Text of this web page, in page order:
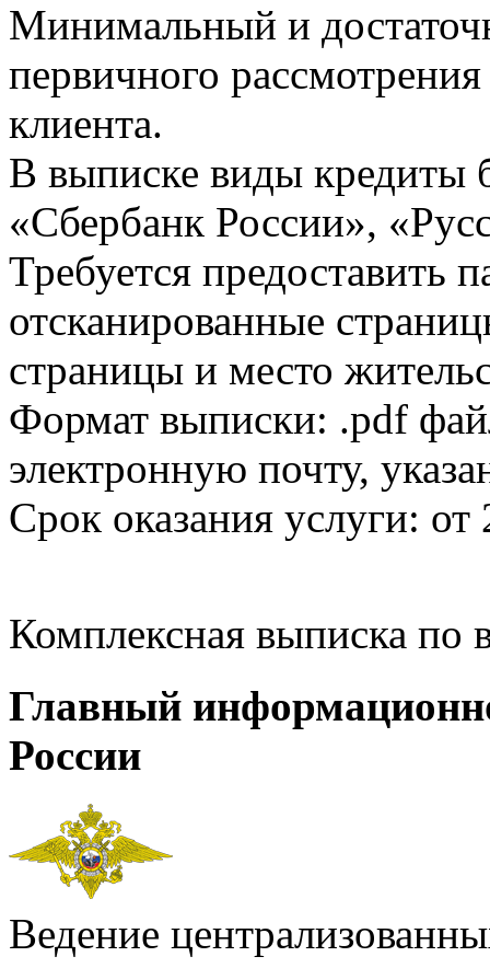
Минимальный и
первичного
клиента.
В выписке виды кредиты
«Сбербанк России»,
Требуется предоставить
отсканированные
страницы и место
Формат выписки: .pdf
электронную почту,
Срок оказания услуги: от
Комплексная выписка
Главный
России
Ведение